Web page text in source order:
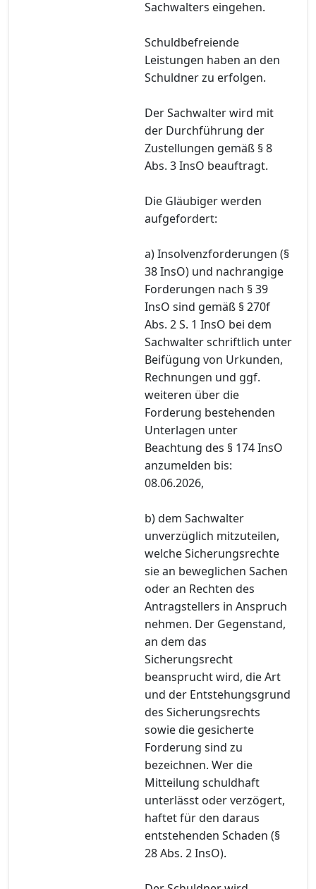
Sachwalters eingehen.
Schuldbefreiende
Leistungen haben an den
Schuldner zu erfolgen.
Der Sachwalter wird mit
der Durchführung der
Zustellungen gemäß § 8
Abs. 3 InsO beauftragt.
Die Gläubiger werden
aufgefordert:
a) Insolvenzforderungen (§
38 InsO) und nachrangige
Forderungen nach § 39
InsO sind gemäß § 270f
Abs. 2 S. 1 InsO bei dem
Sachwalter schriftlich unter
Beifügung von Urkunden,
Rechnungen und ggf.
weiteren über die
Forderung bestehenden
Unterlagen unter
Beachtung des § 174 InsO
anzumelden bis:
08.06.2026,
b) dem Sachwalter
unverzüglich mitzuteilen,
welche Sicherungsrechte
sie an beweglichen Sachen
oder an Rechten des
Antragstellers in Anspruch
nehmen. Der Gegenstand,
an dem das
Sicherungsrecht
beansprucht wird, die Art
und der Entstehungsgrund
des Sicherungsrechts
sowie die gesicherte
Forderung sind zu
bezeichnen. Wer die
Mitteilung schuldhaft
unterlässt oder verzögert,
haftet für den daraus
entstehenden Schaden (§
28 Abs. 2 InsO).